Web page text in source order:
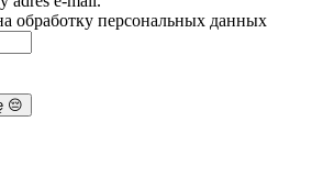
обработку персональных данных
😔